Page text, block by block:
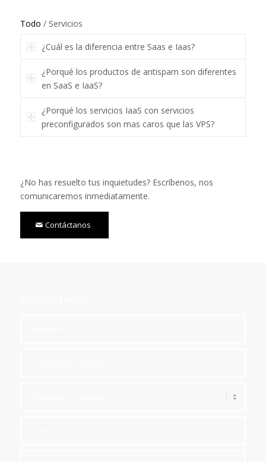
Todo / Servicios
¿Cuál es la diferencia entre Saas e Iaas?
¿Porqué los productos de antispam son diferentes
en SaaS e IaaS?
¿Porqué los servicios IaaS con servicios
preconfigurados son mas caros que las VPS?
¿No has resuelto tus inquietudes? Escríbenos, nos
comunicaremos inmediatamente.
Contáctanos